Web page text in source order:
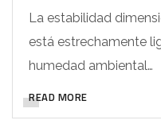
La estabilidad
está estrechamente
humedad ambiental…
READ MORE